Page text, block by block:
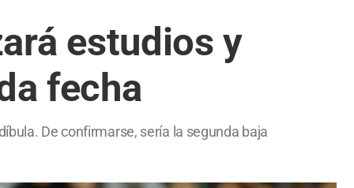
estudios y
fecha
De confirmarse, sería la segunda baja